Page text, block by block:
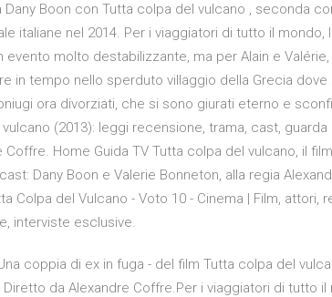
Dany Boon con Tutta colpa del vulcano , seconda
italiane nel 2014. Per i viaggiatori di tutto il mondo,
evento molto destabilizzante, ma per Alain e
in tempo nello sperduto villaggio della Grecia
ora divorziati, che si sono giurati eterno e
(2013): leggi recensione, trama, cast,
Home Guida TV Tutta colpa del vulcano, il
Dany Boon e Valerie Bonneton, alla regia
Colpa del Vulcano - Voto 10 - Cinema | Film, attori,
interviste esclusive.
coppia di ex in fuga - del film Tutta colpa del
da Alexandre Coffre.Per i viaggiatori di tutto